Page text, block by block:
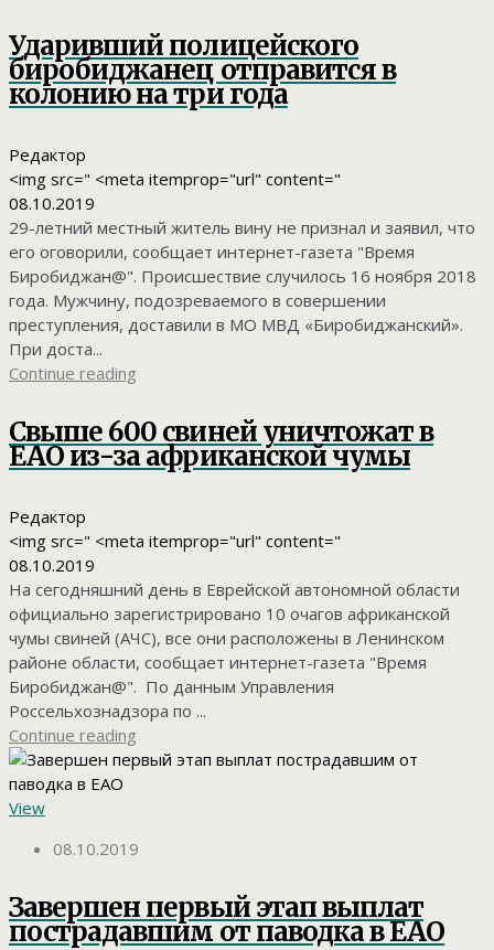
Ударивший полицейского
биробиджанец отправится в
колонию на три года
Редактор
<img src=" <meta itemprop="url" content="
08.10.2019
29-летний местный житель вину не признал и заявил, что
его оговорили, сообщает интернет-газета "Время
Биробиджан@". Происшествие случилось 16 ноября 2018
года. Мужчину, подозреваемого в совершении
преступления, доставили в МО МВД «Биробиджанский».
При доста...
Continue reading
Свыше 600 свиней уничтожат в
ЕАО из-за африканской чумы
Редактор
<img src=" <meta itemprop="url" content="
08.10.2019
На сегодняшний день в Еврейской автономной области
официально зарегистрировано 10 очагов африканской
чумы свиней (АЧС), все они расположены в Ленинском
районе области, сообщает интернет-газета "Время
Биробиджан@". По данным Управления
Россельхознадзора по ...
Continue reading
View
08.10.2019
Завершен первый этап выплат
пострадавшим от паводка в ЕАО